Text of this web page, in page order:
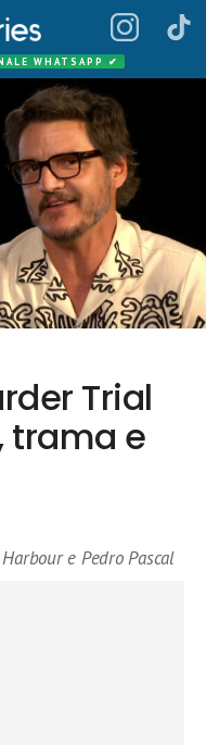
WHATSAPP ✔
Trial
trama e
e Pedro Pascal